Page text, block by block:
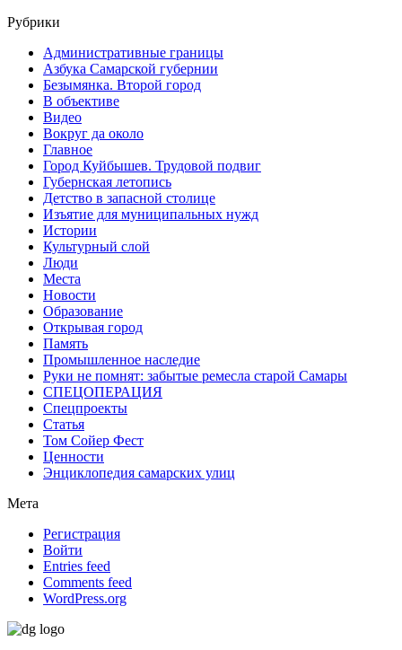
Рубрики
Административные границы
Азбука Самарской губернии
Безымянка. Второй город
В объективе
Видео
Вокруг да около
Главное
Город Куйбышев. Трудовой подвиг
Губернская летопись
Детство в запасной столице
Изъятие для муниципальных нужд
Истории
Культурный слой
Люди
Места
Новости
Образование
Открывая город
Память
Промышленное наследие
Руки не помнят: забытые ремесла старой Самары
СПЕЦОПЕРАЦИЯ
Спецпроекты
Статья
Том Сойер Фест
Ценности
Энциклопедия самарских улиц
Мета
Регистрация
Войти
Entries feed
Comments feed
WordPress.org